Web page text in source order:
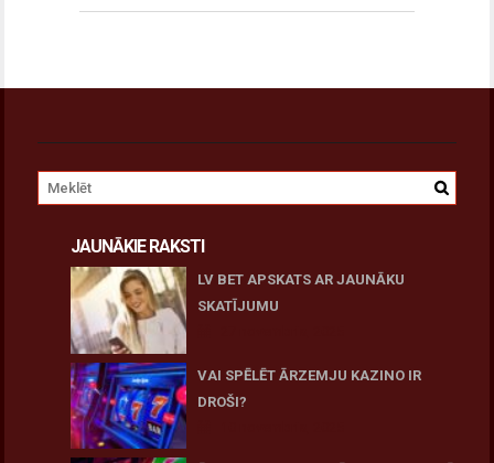
JAUNĀKIE RAKSTI
LV BET APSKATS AR JAUNĀKU
SKATĪJUMU
VAI SPĒLĒT ĀRZEMJU KAZINO IR
DROŠI?